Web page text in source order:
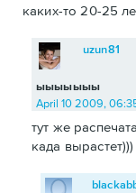
каких-то 20-25
ыыыыыыы
uzun81
April 10 2009,
тут же
када вырастет)))